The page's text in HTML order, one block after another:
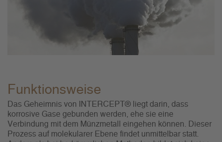
Funktionsweise
Das Geheimnis von INTERCEPT® liegt darin, dass
korrosive Gase gebunden werden, ehe sie eine
Verbindung mit dem Münzmetall eingehen können. Dieser
Prozess auf molekularer Ebene findet unmittelbar statt.